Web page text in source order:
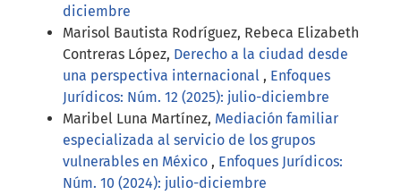
diciembre
Marisol Bautista Rodríguez, Rebeca Elizabeth
Contreras López, Derecho a la ciudad desde
una perspectiva internacional , Enfoques
Jurídicos: Núm. 12 (2025): julio-diciembre
Maribel Luna Martínez, Mediación familiar
especializada al servicio de los grupos
vulnerables en México , Enfoques Jurídicos:
Núm. 10 (2024): julio-diciembre